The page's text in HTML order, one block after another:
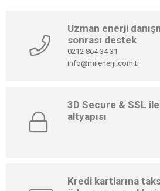
Uzman enerji
sonrası destek
0212 864 34 31
info@milenerji.com.tr
3D Secure & SSL
altyapısı
Kredi kartlarına